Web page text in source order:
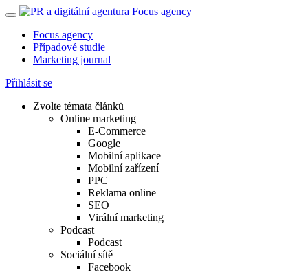
Focus agency
Případové studie
Marketing journal
Přihlásit se
Zvolte témata článků
Online marketing
E-Commerce
Google
Mobilní aplikace
Mobilní zařízení
PPC
Reklama online
SEO
Virální marketing
Podcast
Podcast
Sociální sítě
Facebook